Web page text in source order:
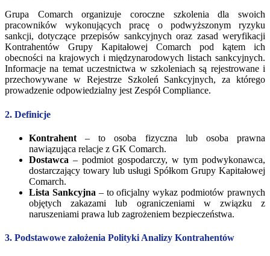
Grupa Comarch organizuje coroczne szkolenia dla swoich
pracowników wykonujących pracę o podwyższonym ryzyku
sankcji, dotyczące przepisów sankcyjnych oraz zasad weryfikacji
Kontrahentów Grupy Kapitałowej Comarch pod kątem ich
obecności na krajowych i międzynarodowych listach sankcyjnych.
Informacje na temat uczestnictwa w szkoleniach są rejestrowane i
przechowywane w Rejestrze Szkoleń Sankcyjnych, za którego
prowadzenie odpowiedzialny jest Zespół Compliance.
2. Definicje
Kontrahent – to osoba fizyczna lub osoba prawna
nawiązująca relacje z GK Comarch.
Dostawca – podmiot gospodarczy, w tym podwykonawca,
dostarczający towary lub usługi Spółkom Grupy Kapitałowej
Comarch.
Lista Sankcyjna – to oficjalny wykaz podmiotów prawnych
objętych zakazami lub ograniczeniami w związku z
naruszeniami prawa lub zagrożeniem bezpieczeństwa.
3. Podstawowe założenia Polityki Analizy Kontrahentów